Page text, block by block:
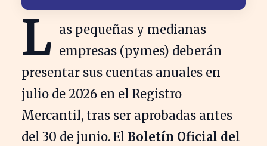
L as pequeñas y medianas
empresas (pymes) deberán
presentar sus cuentas anuales en
julio de 2026 en el Registro
Mercantil, tras ser aprobadas antes
del 30 de junio. El Boletín Oficial del